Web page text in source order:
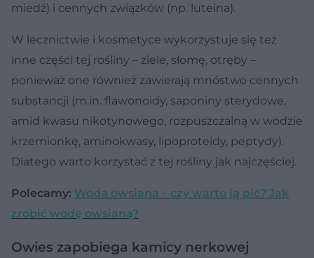
miedź) i cennych związków (np. luteina).
W lecznictwie i kosmetyce wykorzystuje się też
inne części tej rośliny – ziele, słomę, otręby –
ponieważ one również zawierają mnóstwo cennych
substancji (m.in. flawonoidy, saponiny sterydowe,
amid kwasu nikotynowego, rozpuszczalną w wodzie
krzemionkę, aminokwasy, lipoproteidy, peptydy).
Dlatego warto korzystać z tej rośliny jak najczęściej.
Polecamy: Woda owsiana – czy warto ją pić? Jak
zrobić wodę owsianą?
Owies zapobiega kamicy nerkowej